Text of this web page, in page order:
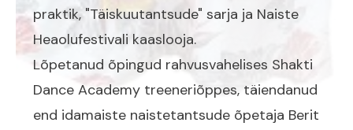
praktik, "Täiskuutantsude" sarja ja Naiste
Heaolufestivali kaaslooja.
Lõpetanud õpingud rahvusvahelises Shakti
Dance Academy treeneriõppes, täiendanud
end idamaiste naistetantsude õpetaja Berit